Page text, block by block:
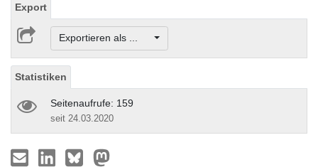
Export
Exportieren als ...
Statistiken
Seitenaufrufe: 159
seit 24.03.2020